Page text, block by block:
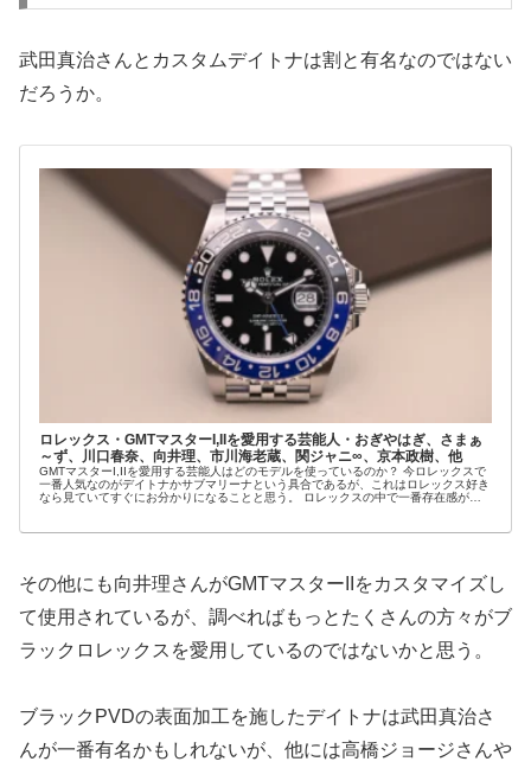
武田真治さんとカスタムデイトナは割と有名なのではない
だろうか。
ロレックス・GMTマスターI,IIを愛用する芸能人・おぎやはぎ、さまぁ
～ず、川口春奈、向井理、市川海老蔵、関ジャニ∞、京本政樹、他
GMTマスターI,IIを愛用する芸能人はどのモデルを使っているのか？ 今ロレックスで
一番人気なのがデイトナかサブマリーナという具合であるが、これはロレックス好き
なら見ていてすぐにお分かりになることと思う。 ロレックスの中で一番存在感があ
その他にも向井理さんがGMTマスターIIをカスタマイズし
て使用されているが、調べればもっとたくさんの方々がブ
ラックロレックスを愛用しているのではないかと思う。
ブラックPVDの表面加工を施したデイトナは武田真治さ
んが一番有名かもしれないが、他には高橋ジョージさんや